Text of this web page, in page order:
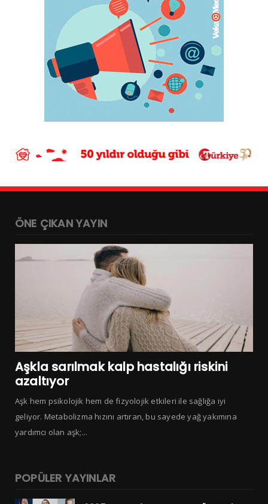
ÖNE ÇIKAN YAYIN
Aşkla sarılmak kalp hastalığı riskini
azaltıyor
Aşk hem psikolojik hem de fizyolojik etkileri ile sağlığa iyi
geliyor. Metabolizma hızını artıran, bu sayede yağ yakımına
yardımcı olan aşk;...
POPÜLER YAYINLAR